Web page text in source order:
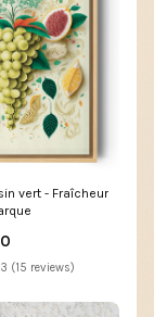
vert - Fraîcheur
(15 reviews)